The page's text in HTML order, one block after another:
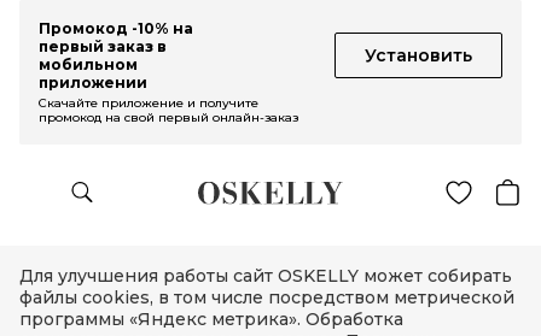
Промокод -10% на
первый заказ в
мобильном
приложении
Установить
Скачайте приложение и получите
промокод на свой первый онлайн-заказ
Для улучшения работы сайт OSKELLY может собирать
файлы cookies, в том числе посредством метрической
программы «Яндекс метрика». Обработка